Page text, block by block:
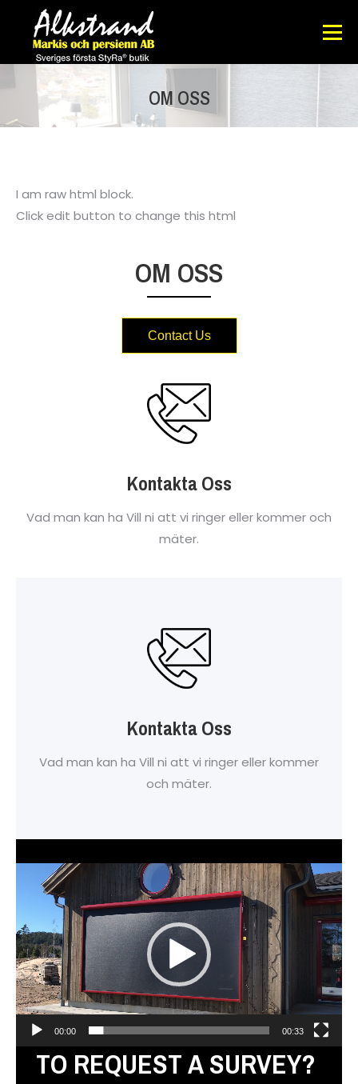
OM OSS
I am raw html block.
Click edit button to change this html
OM OSS
Contact Us
Kontakta Oss
Vad man kan ha Vill ni att vi ringer eller kommer och
mäter.
Kontakta Oss
Vad man kan ha Vill ni att vi ringer eller kommer
och mäter.
Videospelare
00:00 00:33
TO REQUEST A SURVEY?